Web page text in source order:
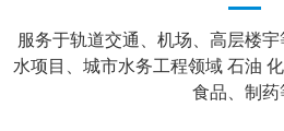
服务于轨道交通、机场、高层楼
水项目、城市水务工程领域 石油
食品、制药